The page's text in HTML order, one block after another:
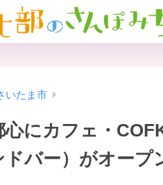
いたま市
心にカフェ・
バー）がオープ